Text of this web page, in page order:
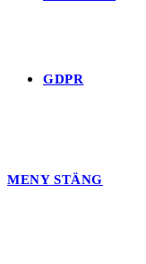
GDPR
MENY STÄNG